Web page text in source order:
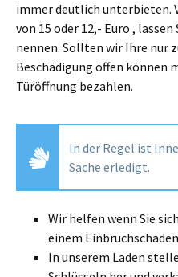
immer deutlich unterbieten.
von 15 oder 12,- Euro ,
nennen. Sollten wir Ihre nur
Beschädigung öffen können
Türöffnung bezahlen.
In der Regel ist
Sache erledigt.
Wir helfen wenn Sie
einem Einbruchschaden
In unserem Laden